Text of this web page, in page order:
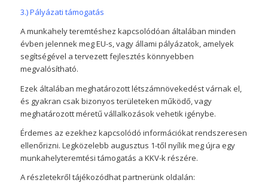
3.) Pályázati támogatás
A munkahely teremtéshez kapcsolódóan általában minden
évben jelennek meg EU-s, vagy állami pályázatok, amelyek
segítségével a tervezett fejlesztés könnyebben
megvalósítható.
Ezek általában meghatározott létszámnövekedést várnak el,
és gyakran csak bizonyos területeken működő, vagy
meghatározott méretű vállalkozások vehetik igénybe.
Érdemes az ezekhez kapcsolódó információkat rendszeresen
ellenőrizni. Legközelebb augusztus 1-től nyílik meg újra egy
munkahelyteremtési támogatás a KKV-k részére.
A részletekről tájékozódhat partnerünk oldalán: